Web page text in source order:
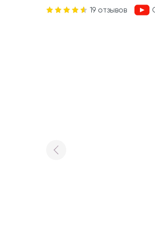
19 отзывов